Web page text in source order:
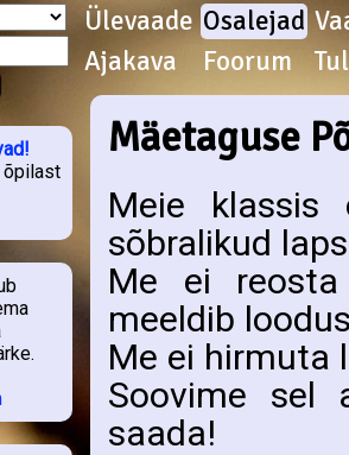
õpilast
Ülevaade Osalejad
Ajakava
Foorum
Mäetaguse
Meie klassis
sõbralikud
Me ei
meeldib
Me ei hirmuta
Soovime sel
saada!